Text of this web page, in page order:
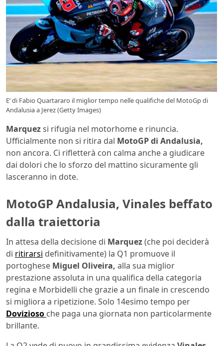
E’ di Fabio Quartararo il miglior tempo nelle qualifiche del MotoGp di
Andalusia a Jerez (Getty Images)
Marquezsi rifugia nel motorhome e rinuncia.
Ufficialmente non si ritira dal MotoGP di Andalusia,
non ancora. Ci rifletterà con calma anche a giudicare
dai dolori che lo sforzo del mattino sicuramente gli
lasceranno in dote.
MotoGP Andalusia, Vinales beffato
dalla traiettoria
In attesa della decisione di Marquez(che poi deciderà
di ritirarsi definitivamente) la Q1 promuove il
portoghese Miguel Oliveira, alla sua miglior
prestazione assoluta in una qualifica della categoria
regina e Morbidelli che grazie a un finale in crescendo
si migliora a ripetizione. Solo 14esimo tempo per
Dovizioso che paga una giornata non particolarmente
brillante.